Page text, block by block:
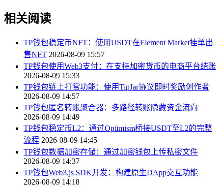
相关阅读
TP钱包稳定币NFT：使用USDT在Element Market挂单出
售NFT 2026-08-09 15:57
TP钱包使用Web3支付：在支持加密货币的电商平台结账
2026-08-09 15:33
TP钱包链上打赏功能：使用TipJar协议即时奖励创作者
2026-08-09 14:57
TP钱包匿名转账聚合器：多路径转账隐藏资金流向
2026-08-09 14:49
TP钱包稳定币L2：通过Optimism桥接USDT至L2的完整
流程 2026-08-09 14:45
TP钱包数据加密存储：通过加密钱包上传私密文件
2026-08-09 14:37
TP钱包Web3.js SDK开发：构建原生DApp交互功能
2026-08-09 14:18